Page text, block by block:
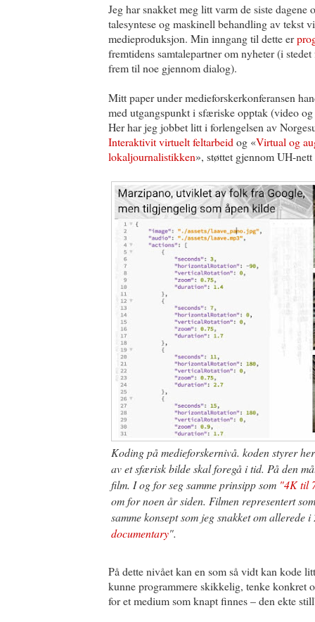
Jeg har snakket meg litt varm de siste dagene
talesyntese og maskinell behandling av tekst
medieproduksjon. Min inngang til dette er
fremtidens samtalepartner om nyheter (i
frem til noe gjennom dialog).
Mitt paper under medieforskerkonferansen
med utgangspunkt i sfæriske opptak (video
Her har jeg jobbet litt i forlengelsen av
Interaktivit virtuelt feltarbeid og «Virtual og
lokaljournalistikken», støttet gjennom UH-nett
Koding på medieforskernivå. koden styrer
av et sfærisk bilde skal foregå i tid. På den
film. I og for seg samme prinsipp som "4K til
om for noen år siden. Filmen representert
samme konsept som jeg snakket om allerede
documentary".
På dette nivået kan en som så vidt kan kode
kunne programmere skikkelig, tenke konkret
for et medium som knapt finnes – den ekte